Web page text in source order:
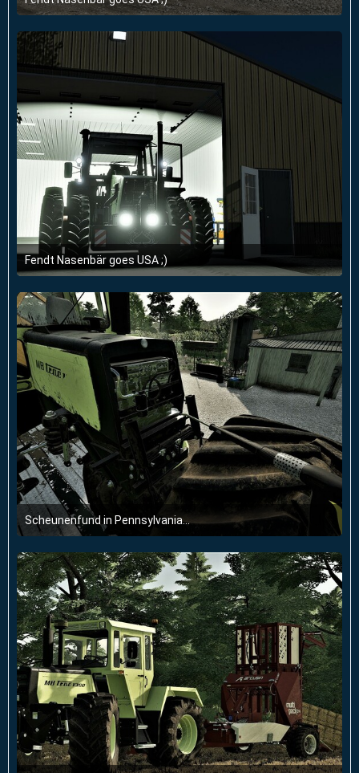
21. September 2022 um 13:22
1
Fendt Nasenbär goes USA ;)
21. September 2022 um 13:22
2
Scheunenfund in Pennsylvania...
5. Juli 2022 um 15:34
2